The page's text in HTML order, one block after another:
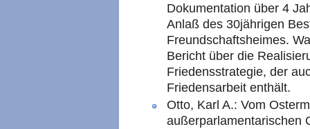
Dokumentation über 4
Anlaß des 30jährigen
Freundschaftsheimes.
Bericht über die
Friedensstrategie, der
Friedensarbeit enthält.
Otto, Karl A.: Vom
außerparlamentarischen